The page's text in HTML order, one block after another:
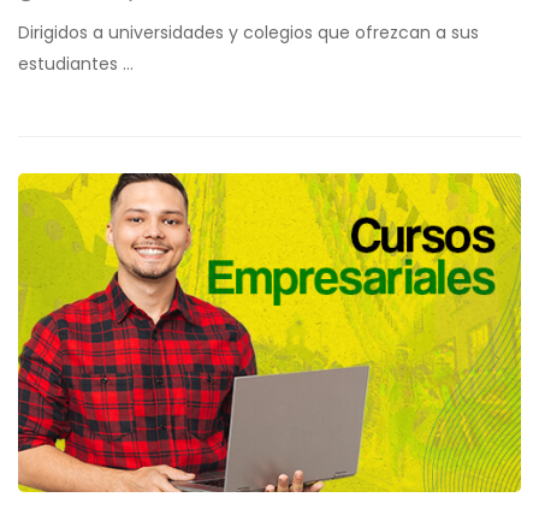
Dirigidos a universidades y colegios que ofrezcan a sus
estudiantes …